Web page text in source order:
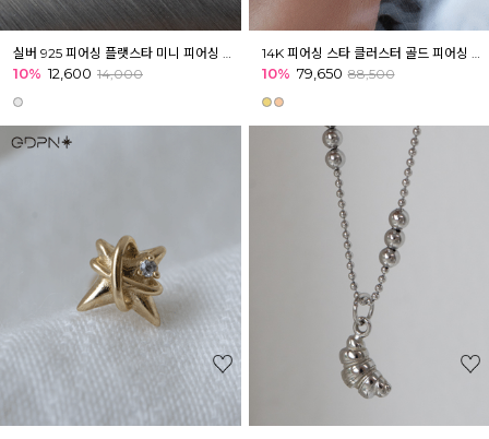
10% 12,600 14,000 10% 79,650 88,500